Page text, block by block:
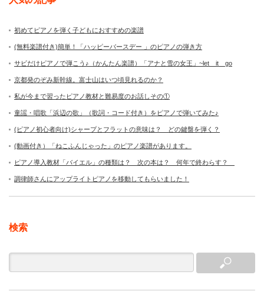
初めてピアノを弾く子どもにおすすめの楽譜
(無料楽譜付き)簡単！「ハッピーバースデー 」のピアノの弾き方
サビだけピアノで弾こう♪（かんたん楽譜）「アナと雪の女王」~let it go
京都発のぞみ新幹線。富士山はいつ頃見れるのか？
私が今まで習ったピアノ教材と難易度のお話しその①
童謡・唱歌「浜辺の歌」（歌詞・コード付き）をピアノで弾いてみた♪
(ピアノ初心者向け)シャープとフラットの意味は？ どの鍵盤を弾く？
(動画付き）「ねこふんじゃった」のピアノ楽譜があります。
ピアノ導入教材「バイエル」の種類は？ 次の本は？ 何年で終わらす？
調律師さんにアップライトピアノを移動してもらいました！
検索